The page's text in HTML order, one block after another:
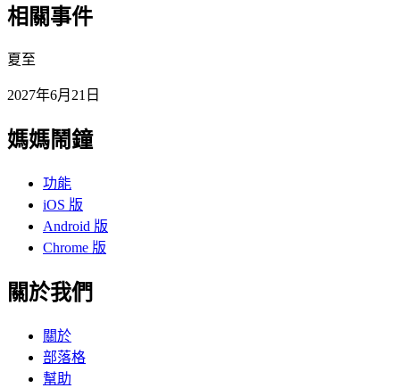
相關事件
夏至
2027年6月21日
媽媽鬧鐘
功能
iOS 版
Android 版
Chrome 版
關於我們
關於
部落格
幫助